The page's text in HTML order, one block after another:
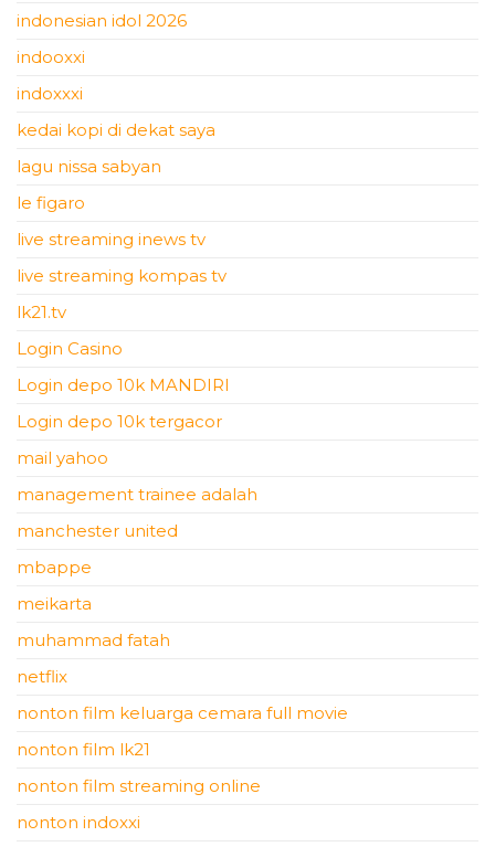
indonesian idol 2026
indooxxi
indoxxxi
kedai kopi di dekat saya
lagu nissa sabyan
le figaro
live streaming inews tv
live streaming kompas tv
lk21.tv
Login Casino
Login depo 10k MANDIRI
Login depo 10k tergacor
mail yahoo
management trainee adalah
manchester united
mbappe
meikarta
muhammad fatah
netflix
nonton film keluarga cemara full movie
nonton film lk21
nonton film streaming online
nonton indoxxi